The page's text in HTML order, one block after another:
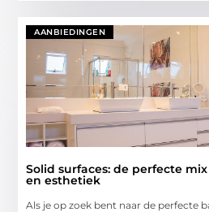
AANBIEDINGEN
Solid surfaces: de perfecte
en esthetiek
Als je op zoek bent naar de perfecte